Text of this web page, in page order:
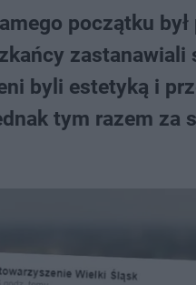
początku
zastanawiali
byli estetyką i
tym razem za